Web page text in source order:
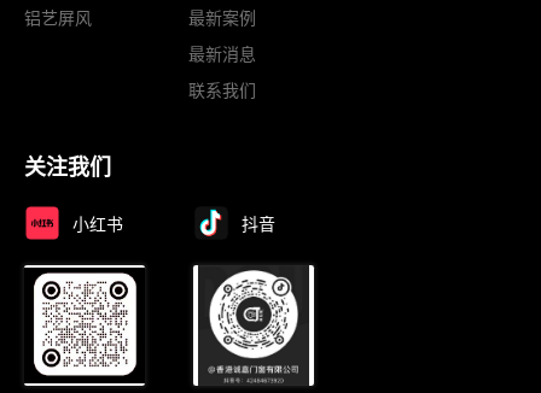
铝艺屏风
最新案例
最新消息
联系我们
关注我们
小红书 抖音